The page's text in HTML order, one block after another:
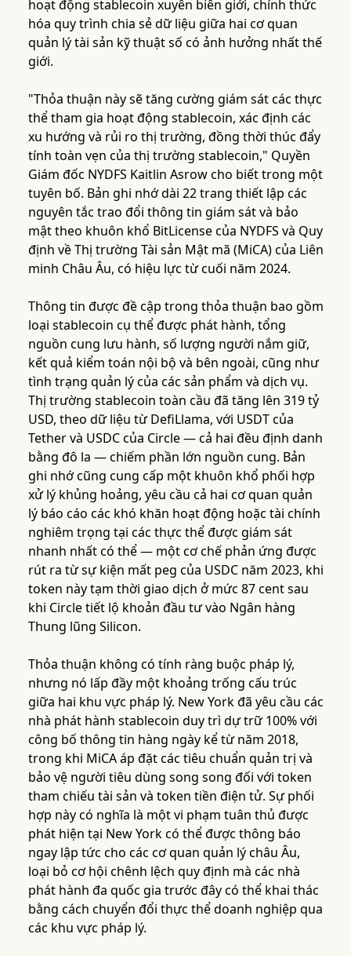
hoạt động stablecoin xuyên biên giới, chính thức
hóa quy trình chia sẻ dữ liệu giữa hai cơ quan
quản lý tài sản kỹ thuật số có ảnh hưởng nhất thế
giới.
"Thỏa thuận này sẽ tăng cường giám sát các thực
thể tham gia hoạt động stablecoin, xác định các
xu hướng và rủi ro thị trường, đồng thời thúc đẩy
tính toàn vẹn của thị trường stablecoin," Quyền
Giám đốc NYDFS Kaitlin Asrow cho biết trong một
tuyên bố. Bản ghi nhớ dài 22 trang thiết lập các
nguyên tắc trao đổi thông tin giám sát và bảo
mật theo khuôn khổ BitLicense của NYDFS và Quy
định về Thị trường Tài sản Mật mã (MiCA) của Liên
minh Châu Âu, có hiệu lực từ cuối năm 2024.
Thông tin được đề cập trong thỏa thuận bao gồm
loại stablecoin cụ thể được phát hành, tổng
nguồn cung lưu hành, số lượng người nắm giữ,
kết quả kiểm toán nội bộ và bên ngoài, cũng như
tình trạng quản lý của các sản phẩm và dịch vụ.
Thị trường stablecoin toàn cầu đã tăng lên 319 tỷ
USD, theo dữ liệu từ DefiLlama, với USDT của
Tether và USDC của Circle — cả hai đều định danh
bằng đô la — chiếm phần lớn nguồn cung. Bản
ghi nhớ cũng cung cấp một khuôn khổ phối hợp
xử lý khủng hoảng, yêu cầu cả hai cơ quan quản
lý báo cáo các khó khăn hoạt động hoặc tài chính
nghiêm trọng tại các thực thể được giám sát
nhanh nhất có thể — một cơ chế phản ứng được
rút ra từ sự kiện mất peg của USDC năm 2023, khi
token này tạm thời giao dịch ở mức 87 cent sau
khi Circle tiết lộ khoản đầu tư vào Ngân hàng
Thung lũng Silicon.
Thỏa thuận không có tính ràng buộc pháp lý,
nhưng nó lấp đầy một khoảng trống cấu trúc
giữa hai khu vực pháp lý. New York đã yêu cầu các
nhà phát hành stablecoin duy trì dự trữ 100% với
công bố thông tin hàng ngày kể từ năm 2018,
trong khi MiCA áp đặt các tiêu chuẩn quản trị và
bảo vệ người tiêu dùng song song đối với token
tham chiếu tài sản và token tiền điện tử. Sự phối
hợp này có nghĩa là một vi phạm tuân thủ được
phát hiện tại New York có thể được thông báo
ngay lập tức cho các cơ quan quản lý châu Âu,
loại bỏ cơ hội chênh lệch quy định mà các nhà
phát hành đa quốc gia trước đây có thể khai thác
bằng cách chuyển đổi thực thể doanh nghiệp qua
các khu vực pháp lý.